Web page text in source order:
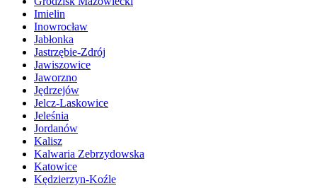
Imielin
Inowrocław
Jabłonka
Jastrzębie-Zdrój
Jawiszowice
Jaworzno
Jędrzejów
Jelcz-Laskowice
Jeleśnia
Jordanów
Kalisz
Kalwaria Zebrzydowska
Katowice
Kędzierzyn-Koźle